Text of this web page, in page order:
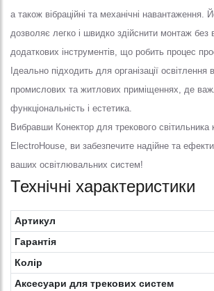
а також вібраційні та механічні навантаження.
дозволяє легко і швидко здійснити монтаж без
додаткових інструментів, що робить процес
Ідеально підходить для організації освітлення
промислових та житлових приміщеннях, де
функціональність і естетика.
Вибравши Конектор для трекового світильника
ElectroHouse, ви забезпечите надійне та
ваших освітлювальних систем!
Технічні характеристики
Артикул
Гарантія
Колiр
Аксесуари для трекових систем